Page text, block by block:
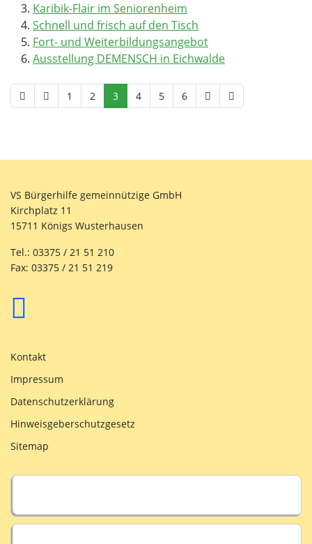
Karibik-Flair im Seniorenheim
Schnell und frisch auf den Tisch
Fort- und Weiterbildungsangebot
Ausstellung DEMENSCH in Eichwalde
1 2 3 4 5 6
VS Bürgerhilfe gemeinnützige GmbH
Kirchplatz 11
15711 Königs Wusterhausen
Tel.: 03375 / 21 51 210
Fax: 03375 / 21 51 219
Kontakt
Impressum
Datenschutzerklärung
Hinweisgeberschutzgesetz
Sitemap